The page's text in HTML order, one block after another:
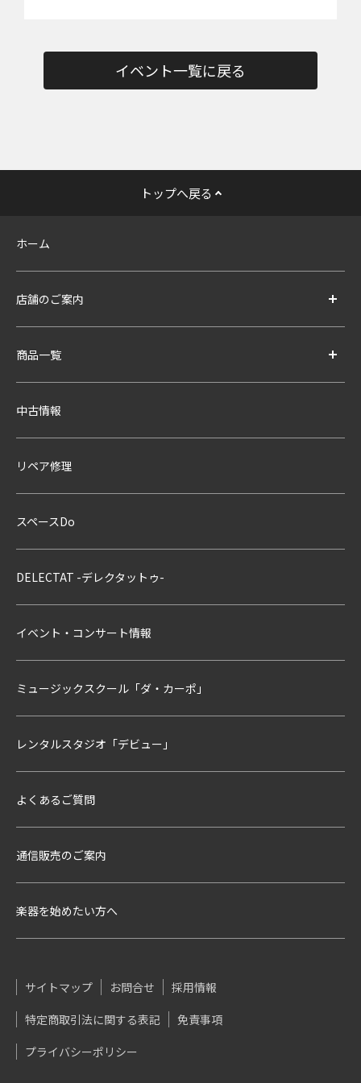
イベント一覧に戻る
トップへ戻る
ホーム
店舗のご案内
商品一覧
中古情報
リペア修理
スペースDo
DELECTAT -デレクタットゥ-
イベント・コンサート情報
ミュージックスクール「ダ・カーポ」
レンタルスタジオ「デビュー」
よくあるご質問
通信販売のご案内
楽器を始めたい方へ
サイトマップ お問合せ
採用情報
特定商取引法に関する表記
免責事項
プライバシーポリシー